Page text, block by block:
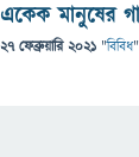
একেক মানুষের
27 ফেব্রুয়ারি 2021 "বিবিধ